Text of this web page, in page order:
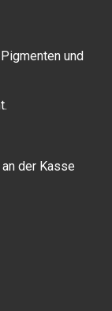
und
der Kasse